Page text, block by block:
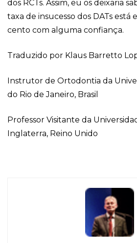
dos RCTs. Assim, eu os deixaria
taxa de insucesso dos DATs está
cento com alguma confiança.
Traduzido por Klaus Barretto
Instrutor de Ortodontia da
do Rio de Janeiro, Brasil
Professor Visitante da
Inglaterra, Reino Unido